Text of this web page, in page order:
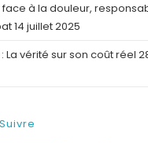
face à la douleur,
14 juillet 2025
La vérité sur son coût réel